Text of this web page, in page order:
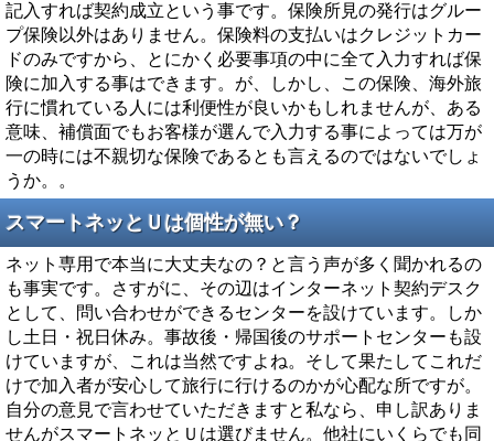
記入すれば契約成立という事です。保険所見の発行はグルー
プ保険以外はありません。保険料の支払いはクレジットカー
ドのみですから、とにかく必要事項の中に全て入力すれば保
険に加入する事はできます。が、しかし、この保険、海外旅
行に慣れている人には利便性が良いかもしれませんが、ある
意味、補償面でもお客様が選んで入力する事によっては万が
一の時には不親切な保険であるとも言えるのではないでしょ
うか。。
スマートネッとＵは個性が無い？
ネット専用で本当に大丈夫なの？と言う声が多く聞かれるの
も事実です。さすがに、その辺はインターネット契約デスク
として、問い合わせができるセンターを設けています。しか
し土日・祝日休み。事故後・帰国後のサポートセンターも設
けていますが、これは当然ですよね。そして果たしてこれだ
けで加入者が安心して旅行に行けるのかが心配な所ですが。
自分の意見で言わせていただきますと私なら、申し訳ありま
せんがスマートネッとＵは選びません。他社にいくらでも同